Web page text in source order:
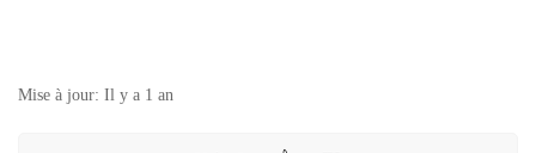
Mise à jour: Il y a 1 an